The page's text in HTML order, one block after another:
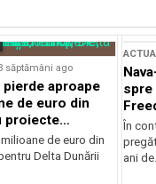
săptămâni ago
pierde aproape
de euro din
proiecte
de euro din
Delta Dunării
spre
În
ani